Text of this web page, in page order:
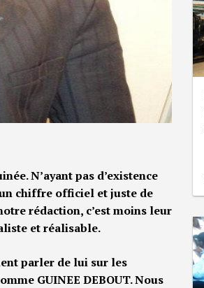
N’ayant pas d’existence
chiffre officiel et juste de
rédaction, c’est moins leur
et réalisable.
parler de lui sur les
GUINEE DEBOUT. Nous